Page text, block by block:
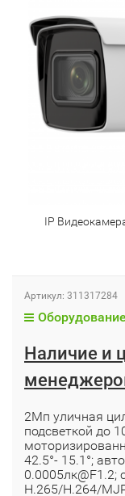
IP
Артикул: 311317284
Наличие и
2Мп уличная
подсветкой до
42.5°- 15.1°;
0.0005лк@F1.2;
H.265/H.264/